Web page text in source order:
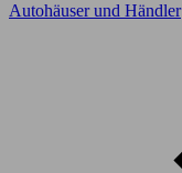
Autohäuser und Händler